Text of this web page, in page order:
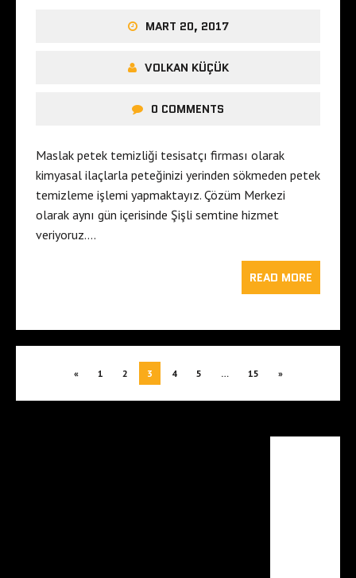
MART 20, 2017
VOLKAN KÜÇÜK
0 COMMENTS
Maslak petek temizliği tesisatçı firması olarak
kimyasal ilaçlarla peteğinizi yerinden sökmeden petek
temizleme işlemi yapmaktayız. Çözüm Merkezi
olarak aynı gün içerisinde Şişli semtine hizmet
veriyoruz….
READ MORE
« 1 2 3 4 5 … 15 »